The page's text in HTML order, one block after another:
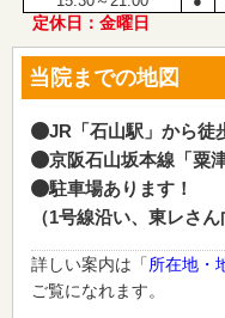
定休日：金曜日
当院までの地図
JR「石山駅」から徒
京阪石山坂本線「粟
駐車場あります！
（1号線沿い、東レさん
詳しい案内は「所在地・
ご覧になれます。